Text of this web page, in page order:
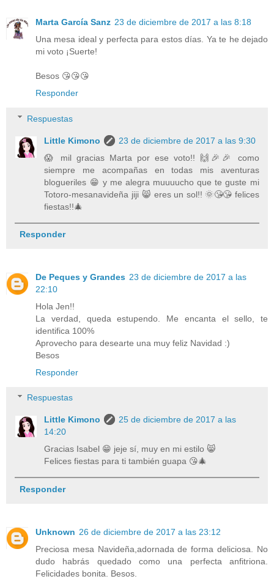
Marta García Sanz 23 de diciembre de 2017 a las 8:18
Una mesa ideal y perfecta para estos días. Ya te he dejado
mi voto ¡Suerte!
Besos 😘😘😘
Responder
Respuestas
Little Kimono
23 de diciembre de 2017 a las 9:30
😱 mil gracias Marta por ese voto!! 🙌🎉🎉 como
siempre me acompañas en todas mis aventuras
blogueriles 😁 y me alegra muuuucho que te guste mi
Totoro-mesanavideña jiji 😸 eres un sol!! 🌞😘😘 felices
fiestas!!🎄
Responder
De Peques y Grandes 23 de diciembre de 2017 a las
22:10
Hola Jen!!
La verdad, queda estupendo. Me encanta el sello, te
identifica 100%
Aprovecho para desearte una muy feliz Navidad :)
Besos
Responder
Respuestas
Little Kimono
25 de diciembre de 2017 a las
14:20
Gracias Isabel 😁 jeje sí, muy en mi estilo 😸
Felices fiestas para ti también guapa 😘🎄
Responder
Unknown 26 de diciembre de 2017 a las 23:12
Preciosa mesa Navideña,adornada de forma deliciosa. No
dudo habrás quedado como una perfecta anfitriona.
Felicidades bonita. Besos.